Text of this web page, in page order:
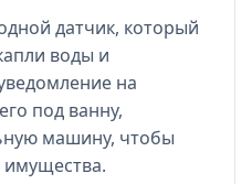
датчик, который
воды и
на
под ванну,
машину, чтобы
имущества.